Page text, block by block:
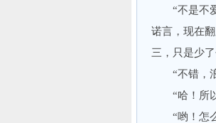
“不是不爱
诺言，现在
三，只是少
“不错，浪
“哈！所以
“哟！怎么